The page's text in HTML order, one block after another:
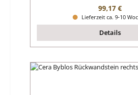
Regulärer
99,17 €
Lieferzeit ca. 9-10
Details